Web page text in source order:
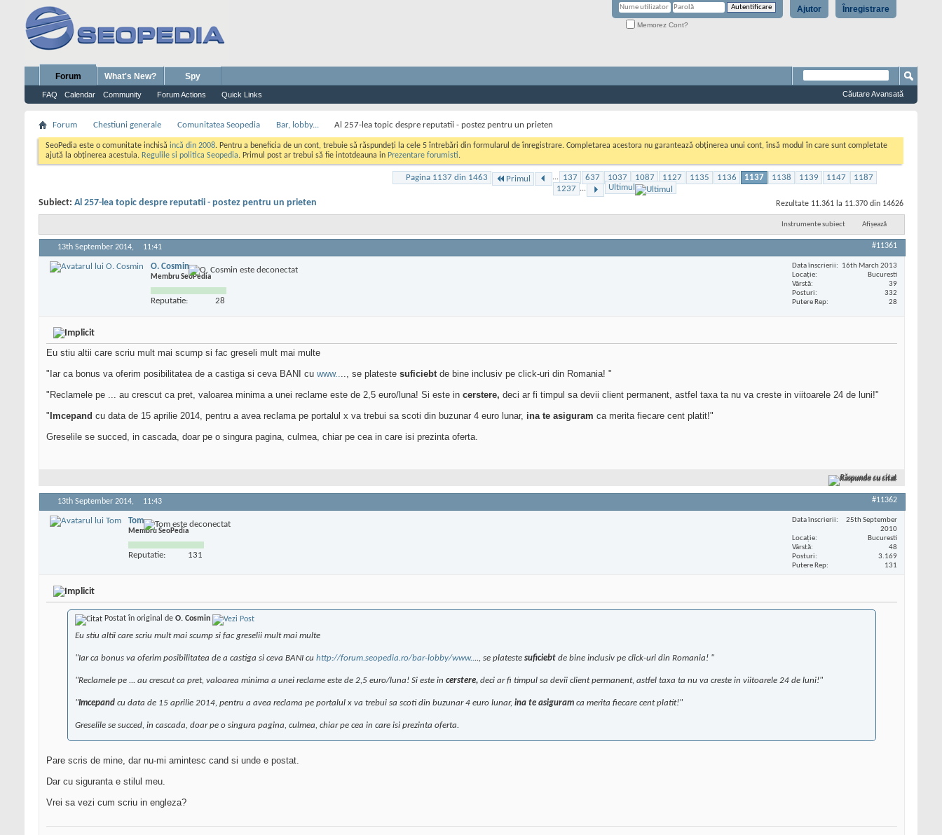
Înregistrare
Ajutor
Memorez Cont?
Forum
FAQ Calendar Community Forum Actions Quick Links
What's New? Spy
Căutare Avansată
Forum Chestiuni generale Comunitatea Seopedia Bar, lobby... Al 257-lea topic despre reputatii - postez pentru un prieten
SeoPedia este o comunitate inchisă incă din 2008. Pentru a beneficia de un cont, trebuie să răspundeți la cele 5 întrebări din formularul de înregistrare. Completarea acestora nu garantează obținerea unui cont, însă modul în care sunt completate
ajută la obținerea acestuia. Regulile si politica Seopedia. Primul post ar trebui să fie intotdeauna in Prezentare forumisti.
Pagina 1137 din 1463 Primul ... 137 637 1037 1087 1127 1135 1136 1137 1138 1139 1147
1187
1237 ... Ultimul
Rezultate 11.361 la 11.370 din 14626
Subiect: Al 257-lea topic despre reputatii - postez pentru un prieten
Instrumente subiect Afișează
13th September 2014, 11:41 #11361
O. Cosmin
Membru SeoPedia
Reputatie: 28
Data înscrierii
16th March 2013
Locaţie
Bucuresti
Vârstă
39
Posturi
332
Putere Rep
28
Eu stiu altii care scriu mult mai scump si fac greseli mult mai multe
"Iar ca bonus va oferim posibilitatea de a castiga si ceva BANI cu www...., se plateste suficiebtde bine inclusiv pe click-uri din Romania! "
"Reclamele pe ... au crescut ca pret, valoarea minima a unei reclame este de 2,5 euro/luna! Si este in cerstere, deci ar fi timpul sa devii client permanent, astfel taxa ta nu va creste in viitoarele 24 de luni!"
" Imcepand cu data de 15 aprilie 2014, pentru a avea reclama pe portalul x va trebui sa scoti din buzunar 4 euro lunar, ina te asiguram ca merita fiecare cent platit!"
Greselile se succed, in cascada, doar pe o singura pagina, culmea, chiar pe cea in care isi prezinta oferta.
Răspunde cu citat
13th September 2014, 11:43 #11362
Tom
Membru SeoPedia
Reputatie: 131
Data înscrierii
25th September
2010
Locaţie
Bucuresti
Vârstă
48
Posturi
3.169
Putere Rep
131
Postat în original de O. Cosmin
Eu stiu altii care scriu mult mai scump si fac greselii mult mai multe
"Iar ca bonus va oferim posibilitatea de a castiga si ceva BANI cu http://forum.seopedia.ro/bar-lobby/www...., se plateste suficiebt de bine inclusiv pe click-uri din Romania! "
"Reclamele pe ... au crescut ca pret, valoarea minima a unei reclame este de 2,5 euro/luna! Si este in cerstere, deci ar fi timpul sa devii client permanent, astfel taxa ta nu va creste in viitoarele 24 de luni!"
"Imcepand cu data de 15 aprilie 2014, pentru a avea reclama pe portalul x va trebui sa scoti din buzunar 4 euro lunar, ina te asiguram ca merita fiecare cent platit!"
Greselile se succed, in cascada, doar pe o singura pagina, culmea, chiar pe cea in care isi prezinta oferta.
Pare scris de mine, dar nu-mi amintesc cand si unde e postat.
Dar cu siguranta e stilul meu.
Vrei sa vezi cum scriu in engleza?